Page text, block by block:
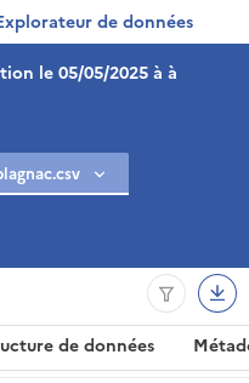
de données
le 05/05/2025 à à
de données